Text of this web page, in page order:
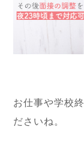
お仕事や学校
ださいね。